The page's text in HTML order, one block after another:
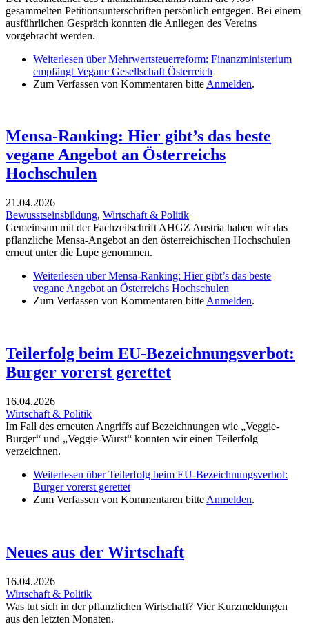
gesammelten Petitionsunterschriften persönlich entgegen. Bei einem
ausführlichen Gespräch konnten die Anliegen des Vereins
vorgebracht werden.
Weiterlesen über Mehrwertsteuerreform: Finanzministerium
empfängt Vegane Gesellschaft Österreich
Zum Verfassen von Kommentaren bitte Anmelden.
Mensa-Ranking: Hier gibt’s das beste
vegane Angebot an Österreichs
Hochschulen
21.04.2026
Bewusstseinsbildung, Wirtschaft & Politik
Gemeinsam mit der Fachzeitschrift AHGZ Austria haben wir das
pflanzliche Mensa-Angebot an den österreichischen Hochschulen
erneut unter die Lupe genommen.
Weiterlesen über Mensa-Ranking: Hier gibt’s das beste
vegane Angebot an Österreichs Hochschulen
Zum Verfassen von Kommentaren bitte Anmelden.
Teilerfolg beim EU-Bezeichnungsverbot:
Burger vorerst gerettet
16.04.2026
Wirtschaft & Politik
Im Fall des erneuten Angriffs auf Bezeichnungen wie „Veggie-
Burger“ und „Veggie-Wurst“ konnten wir einen Teilerfolg
verzeichnen.
Weiterlesen über Teilerfolg beim EU-Bezeichnungsverbot:
Burger vorerst gerettet
Zum Verfassen von Kommentaren bitte Anmelden.
Neues aus der Wirtschaft
16.04.2026
Wirtschaft & Politik
Was tut sich in der pflanzlichen Wirtschaft? Vier Kurzmeldungen
aus den letzten Monaten.